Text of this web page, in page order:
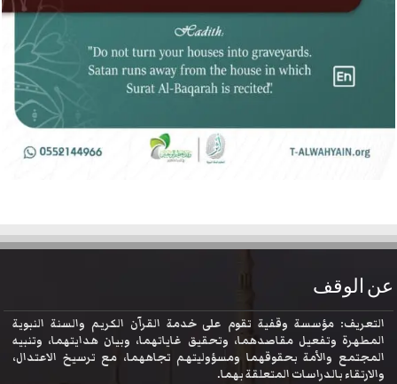
عن الوقف
التعريف: مؤسسة وقفية تقوم على خدمة القرآن الكريم والسنة النبوية
المطهرة وتفعيل مقاصدهما، وتحقيق غاياتهما، وبيان هدايتهما، وتنبيه
المجتمع والأمة بحقوقهما ومسؤوليتهم تجاههما، مع ترسيخ الاعتدال،
والارتقاء بالدراسات المتعلقة بهما.